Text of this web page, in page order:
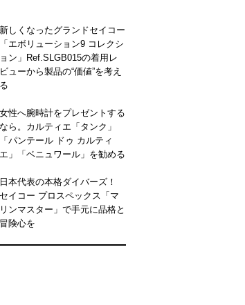
新しくなったグランドセイコー
「エボリューション9 コレクシ
ョン」Ref.SLGB015の着用レ
ビューから製品の“価値”を考え
る
女性へ腕時計をプレゼントする
なら。カルティエ「タンク」
「パンテール ドゥ カルティ
エ」「ベニュワール」を勧める
日本代表の本格ダイバーズ！
セイコー プロスペックス「マ
リンマスター」で手元に品格と
冒険心を